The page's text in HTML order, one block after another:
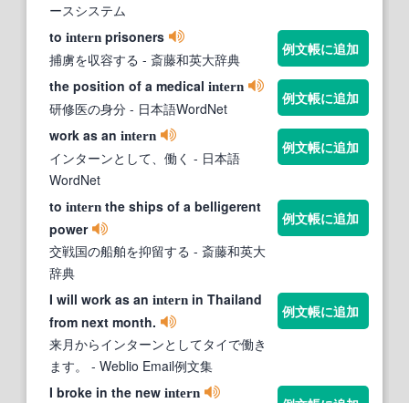
ースシステム
to intern prisoners
捕虜を収容する - 斎藤和英大辞典
例文帳に追加
the position of a medical intern
研修医の身分 - 日本語WordNet
例文帳に追加
work as an intern
インターンとして、働く - 日本語
WordNet
例文帳に追加
to intern the ships of a belligerent
power
交戦国の船舶を抑留する - 斎藤和英大
辞典
例文帳に追加
I will work as an intern in Thailand
from next month.
来月からインターンとしてタイで働き
ます。
- Weblio Email例文集
例文帳に追加
I broke in the new intern